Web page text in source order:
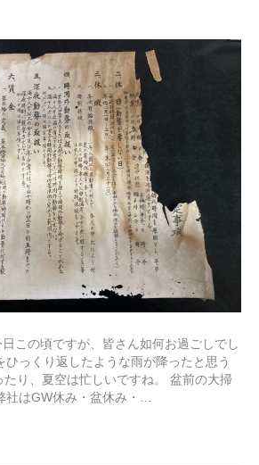
この頃ですが、皆さん如何お過ごしでし
ひっくり返したような雨が降ったと思う
たり、夏空は忙しいですね。 盆前の大掃
社はGW休み・盆休み・…